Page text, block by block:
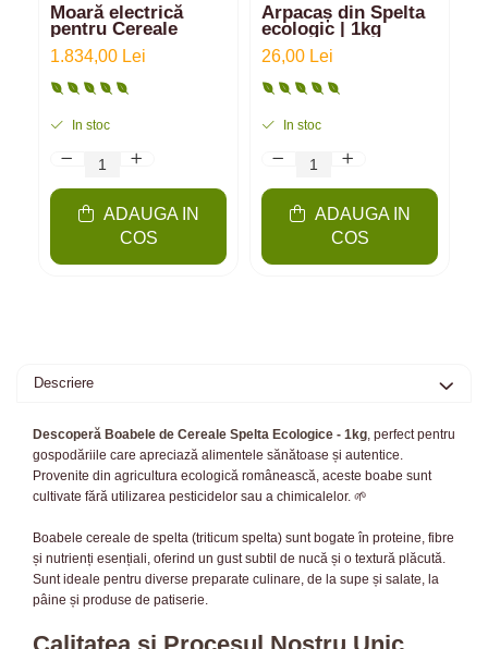
Moară electrică
pentru Cereale
1.834,00 Lei
In stoc
ADAUGA IN
COS
Arpacaș din Spelta
ecologic | 1kg
26,00 Lei
In stoc
ADAUGA IN
COS
Descriere
Descoperă Boabele de Cereale Spelta Ecologice - 1kg , perfect pentru
gospodăriile care apreciază alimentele sănătoase și autentice.
Provenite din agricultura ecologică românească, aceste boabe sunt
cultivate fără utilizarea pesticidelor sau a chimicalelor. 🌱
Boabele cereale de spelta (triticum spelta) sunt bogate în proteine, fibre
și nutrienți esențiali, oferind un gust subtil de nucă și o textură plăcută.
Sunt ideale pentru diverse preparate culinare, de la supe și salate, la
pâine și produse de patiserie.